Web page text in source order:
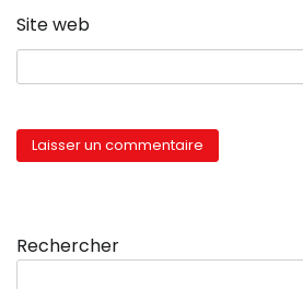
Site web
Rechercher